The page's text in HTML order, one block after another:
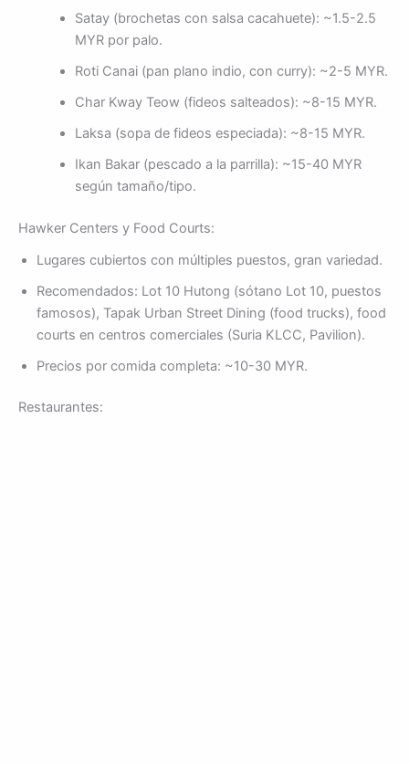
Satay (brochetas con salsa cacahuete): ~1.5-2.5
MYR por palo.
Roti Canai (pan plano indio, con curry): ~2-5 MYR.
Char Kway Teow (fideos salteados): ~8-15 MYR.
Laksa (sopa de fideos especiada): ~8-15 MYR.
Ikan Bakar (pescado a la parrilla): ~15-40 MYR
según tamaño/tipo.
Hawker Centers y Food Courts:
Lugares cubiertos con múltiples puestos, gran variedad.
Recomendados: Lot 10 Hutong (sótano Lot 10, puestos
famosos), Tapak Urban Street Dining (food trucks), food
courts en centros comerciales (Suria KLCC, Pavilion).
Precios por comida completa: ~10-30 MYR.
Restaurantes: